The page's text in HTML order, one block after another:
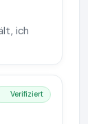
ich
Verifiziert